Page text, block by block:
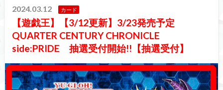
2024.03.12 カード
【遊戯王】【3/12更新】3/23発売予定
QUARTER CENTURY CHRONICLE
side:PRIDE 抽選受付開始!!【抽選受付】